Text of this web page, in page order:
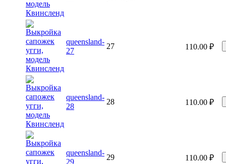
queensland-
27
27 110.00 ₽
queensland-
28
28 110.00 ₽
queensland-
29
29 110.00 ₽